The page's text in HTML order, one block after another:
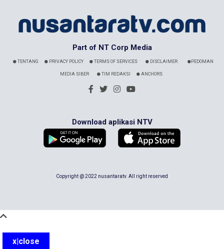
Part of NT Corp Media
TENTANG PRIVACY POLICY TERMS OF SERVICES DISCLAIMER PEDOMAN
MEDIA SIBER TIM REDAKSI ANCHORS
Download aplikasi NTV
Copyright @ 2022 nusantaratv. All right reserved
x|close